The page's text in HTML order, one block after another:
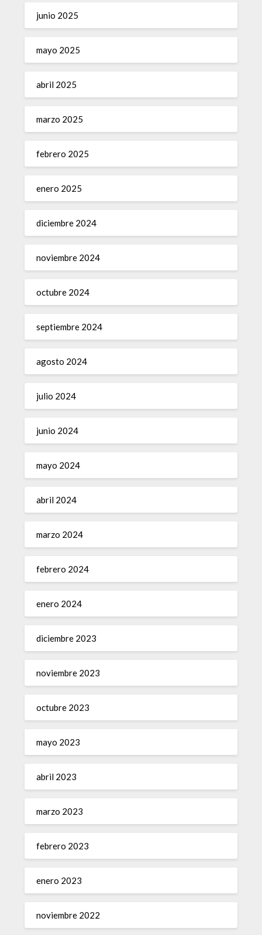
junio 2025
mayo 2025
abril 2025
marzo 2025
febrero 2025
enero 2025
diciembre 2024
noviembre 2024
octubre 2024
septiembre 2024
agosto 2024
julio 2024
junio 2024
mayo 2024
abril 2024
marzo 2024
febrero 2024
enero 2024
diciembre 2023
noviembre 2023
octubre 2023
mayo 2023
abril 2023
marzo 2023
febrero 2023
enero 2023
noviembre 2022